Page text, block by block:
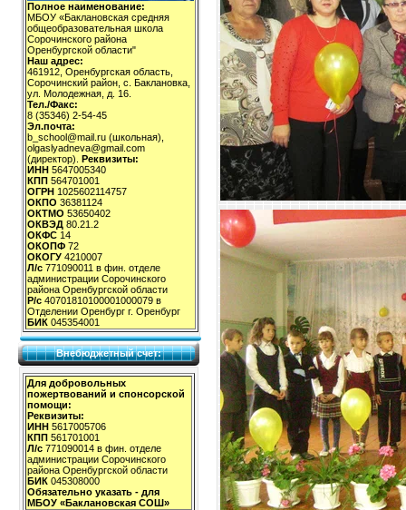
Полное наименование:
МБОУ «Баклановская средняя
общеобразовательная школа
Сорочинского района
Оренбургской области"
Наш адрес:
461912, Оренбургская область,
Сорочинский район, с. Баклановка,
ул. Молодежная, д. 16.
Тел./Факс:
8 (35346) 2-54-45
Эл.почта:
b_school@mail.ru (школьная),
olgaslyadneva@gmail.com
(директор). Реквизиты:
ИНН 5647005340
КПП 564701001
ОГРН 1025602114757
ОКПО 36381124
ОКТМО 53650402
ОКВЭД 80.21.2
ОКФС 14
ОКОПФ 72
ОКОГУ 4210007
Л/с 771090011 в фин. отделе
администрации Сорочинского
района Оренбургской области
Р/с 40701810100001000079 в
Отделении Оренбург г. Оренбург
БИК 045354001
Внебюджетный счет:
Для добровольных
пожертвований и спонсорской
помощи:
Реквизиты:
ИНН 5617005706
КПП 561701001
Л/с 771090014 в фин. отделе
администрации Сорочинского
района Оренбургской области
БИК 045308000
Обязательно указать - для
МБОУ «Баклановская СОШ»